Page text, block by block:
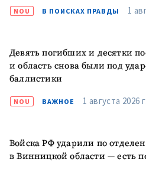
NOU В ПОИСКАХ ПРАВДЫ 1
Девять погибших и десятки
и область снова были под
баллистики
NOU ВАЖНОЕ 1 августа 2026
Войска РФ ударили по
в Винницкой области — есть